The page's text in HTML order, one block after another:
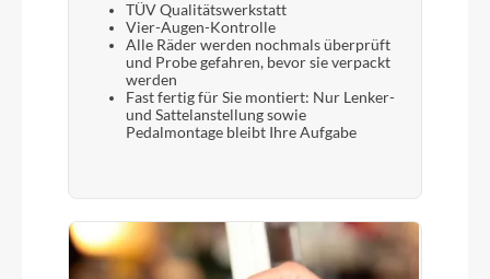
TÜV Qualitätswerkstatt
Vier-Augen-Kontrolle
Alle Räder werden nochmals überprüft
und Probe gefahren, bevor sie verpackt
werden
Fast fertig für Sie montiert: Nur Lenker-
und Sattelanstellung sowie
Pedalmontage bleibt Ihre Aufgabe